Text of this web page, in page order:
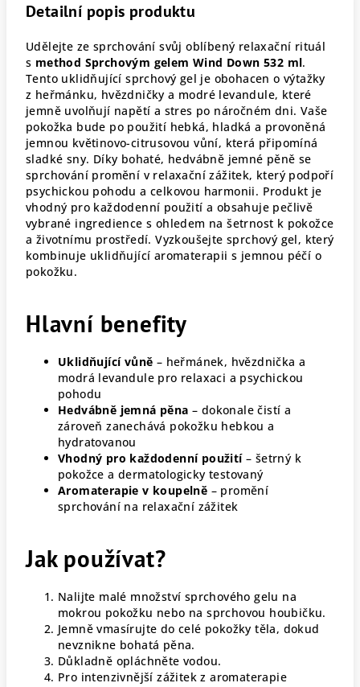
Detailní popis produktu
Udělejte ze sprchování svůj oblíbený relaxační rituál
s method Sprchovým gelem Wind Down 532 ml.
Tento uklidňující sprchový gel je obohacen o výtažky
z heřmánku, hvězdničky a modré levandule, které
jemně uvolňují napětí a stres po náročném dni. Vaše
pokožka bude po použití hebká, hladká a provoněná
jemnou květinovo-citrusovou vůní, která připomíná
sladké sny. Díky bohaté, hedvábně jemné pěně se
sprchování promění v relaxační zážitek, který podpoří
psychickou pohodu a celkovou harmonii. Produkt je
vhodný pro každodenní použití a obsahuje pečlivě
vybrané ingredience s ohledem na šetrnost k pokožce
a životnímu prostředí. Vyzkoušejte sprchový gel, který
kombinuje uklidňující aromaterapii s jemnou péčí o
pokožku.
Hlavní benefity
Uklidňující vůně – heřmánek, hvězdnička a
modrá levandule pro relaxaci a psychickou
pohodu
Hedvábně jemná pěna – dokonale čistí a
zároveň zanechává pokožku hebkou a
hydratovanou
Vhodný pro každodenní použití– šetrný k
pokožce a dermatologicky testovaný
Aromaterapie v koupelně – promění
sprchování na relaxační zážitek
Jak používat?
Nalijte malé množství sprchového gelu na
mokrou pokožku nebo na sprchovou houbičku.
Jemně vmasírujte do celé pokožky těla, dokud
nevznikne bohatá pěna.
Důkladně opláchněte vodou.
Pro intenzivnější zážitek z aromaterapie